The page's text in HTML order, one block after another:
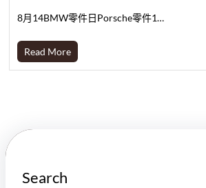
8月14BMW零件日Porsche零件1…
Read More
Search